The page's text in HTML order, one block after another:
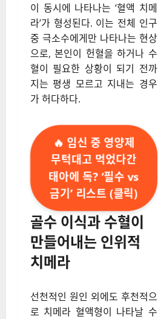
이 동시에 나타나는 ‘혈액 치메
라’가 형성된다. 이는 전체 인구
중 극소수에게만 나타나는 현상
으로, 본인이 헌혈을 하거나 수
혈이 필요한 상황이 되기 전까
지는 평생 모르고 지내는 경우
가 허다하다.
🔥 임신 중 영양제
무턱대고 먹었다간
태아에 독? ‘필수 vs
금기’ 리스트 (클릭)
골수 이식과 수혈이
만들어내는 인위적
치메라
선천적인 원인 외에도 후천적으
로 치메라 혈액형이 나타날 수